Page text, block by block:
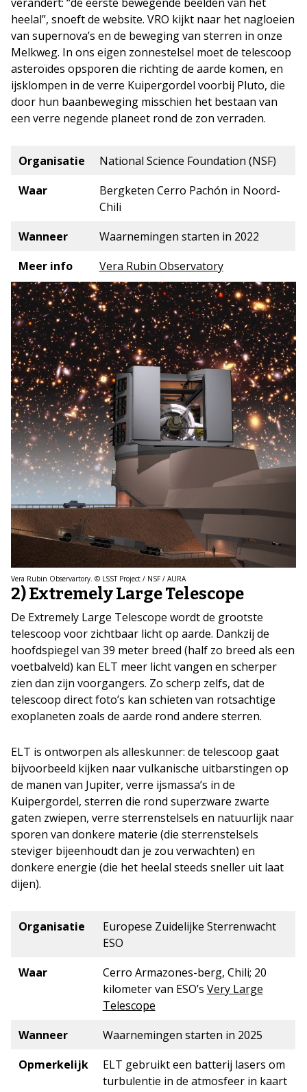
heelal”, snoeft de website. VRO kijkt naar het nagloeien
van supernova’s en de beweging van sterren in onze
Melkweg. In ons eigen zonnestelsel moet de telescoop
asteroïdes opsporen die richting de aarde komen, en
ijsklompen in de verre Kuipergordel voorbij Pluto, die
door hun baanbeweging misschien het bestaan van
een verre negende planeet rond de zon verraden.
Organisatie
National Science Foundation (NSF)
Waar
Bergketen Cerro Pachón in Noord-
Chili
Wanneer
Waarnemingen starten in 2022
Meer info
Vera Rubin Observatory
Vera Rubin Observartory. © LSST Project / NSF / AURA
2) Extremely Large Telescope
De Extremely Large Telescope wordt de grootste
telescoop voor zichtbaar licht op aarde. Dankzij de
hoofdspiegel van 39 meter breed (half zo breed als een
voetbalveld) kan ELT meer licht vangen en scherper
zien dan zijn voorgangers. Zo scherp zelfs, dat de
telescoop direct foto’s kan schieten van rotsachtige
exoplaneten zoals de aarde rond andere sterren.
ELT is ontworpen als alleskunner: de telescoop gaat
bijvoorbeeld kijken naar vulkanische uitbarstingen op
de manen van Jupiter, verre ijsmassa’s in de
Kuipergordel, sterren die rond superzware zwarte
gaten zwiepen, verre sterrenstelsels en natuurlijk naar
sporen van donkere materie (die sterrenstelsels
steviger bijeenhoudt dan je zou verwachten) en
donkere energie (die het heelal steeds sneller uit laat
dijen).
Organisatie
Europese Zuidelijke Sterrenwacht
ESO
Waar
Cerro Armazones-berg, Chili; 20
kilometer van ESO’s Very Large
Telescope
Wanneer
Waarnemingen starten in 2025
Opmerkelijk
ELT gebruikt een batterij lasers om
turbulentie in de atmosfeer in kaart